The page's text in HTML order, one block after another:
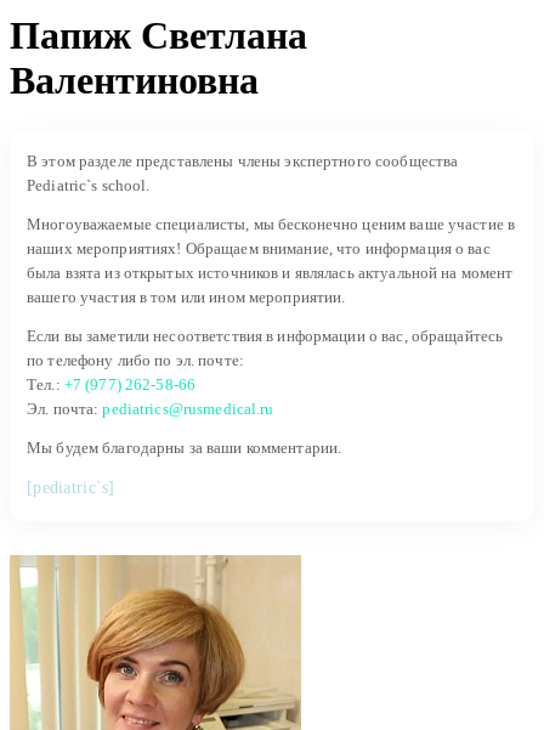
Папиж Светлана
Валентиновна
В этом разделе представлены члены экспертного сообщества
Pediatric`s school.
Многоуважаемые специалисты, мы бесконечно ценим ваше участие в
наших мероприятиях! Обращаем внимание, что информация о вас
была взята из открытых источников и являлась актуальной на момент
вашего участия в том или ином мероприятии.
Если вы заметили несоответствия в информации о вас, обращайтесь
по телефону либо по эл. почте:
Тел.: +7 (977) 262-58-66
Эл. почта:pediatrics@rusmedical.ru
Мы будем благодарны за ваши комментарии.
[pediatric`s]